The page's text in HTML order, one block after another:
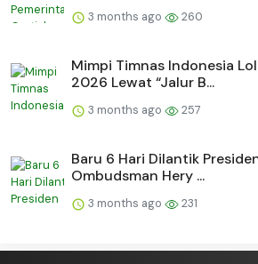
3 months ago 260
Mimpi Timnas Indonesia
2026 Lewat “Jalur B...
3 months ago 257
Baru 6 Hari Dilantik
Ombudsman Hery ...
3 months ago 231